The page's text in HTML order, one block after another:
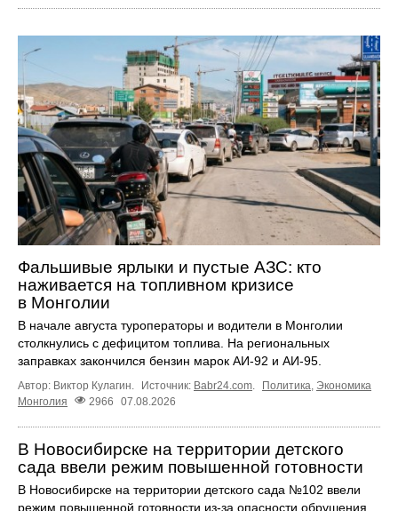
Фальшивые ярлыки и пустые АЗС: кто
наживается на топливном кризисе
в Монголии
В начале августа туроператоры и водители в Монголии
столкнулись с дефицитом топлива. На региональных
заправках закончился бензин марок АИ-92 и АИ-95.
Автор: Виктор Кулагин. Источник: Babr24.com. Политика, Экономика
Монголия
2966 07.08.2026
В Новосибирске на территории детского
сада ввели режим повышенной готовности
В Новосибирске на территории детского сада №102 ввели
режим повышенной готовности из-за опасности обрушения